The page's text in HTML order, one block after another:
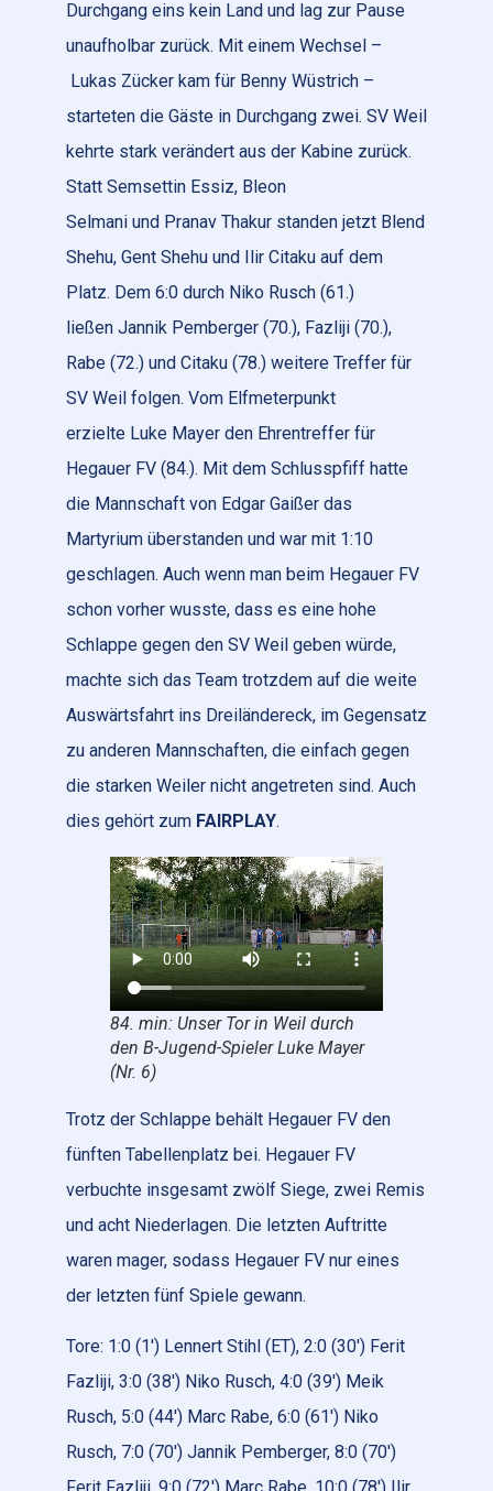
Durchgang eins kein Land und lag zur Pause
unaufholbar zurück. Mit einem Wechsel –
Lukas Zücker kam für Benny Wüstrich –
starteten die Gäste in Durchgang zwei. SV Weil
kehrte stark verändert aus der Kabine zurück.
Statt Semsettin Essiz, Bleon
Selmani und Pranav Thakur standen jetzt Blend
Shehu, Gent Shehu und Ilir Citaku auf dem
Platz. Dem 6:0 durch Niko Rusch (61.)
ließen Jannik Pemberger (70.), Fazliji (70.),
Rabe (72.) und Citaku (78.) weitere Treffer für
SV Weil folgen. Vom Elfmeterpunkt
erzielte Luke Mayer den Ehrentreffer für
Hegauer FV (84.). Mit dem Schlusspfiff hatte
die Mannschaft von Edgar Gaißer das
Martyrium überstanden und war mit 1:10
geschlagen. Auch wenn man beim Hegauer FV
schon vorher wusste, dass es eine hohe
Schlappe gegen den SV Weil geben würde,
machte sich das Team trotzdem auf die weite
Auswärtsfahrt ins Dreiländereck, im Gegensatz
zu anderen Mannschaften, die einfach gegen
die starken Weiler nicht angetreten sind. Auch
dies gehört zum FAIRPLAY.
84. min: Unser Tor in Weil durch
den B-Jugend-Spieler Luke Mayer
(Nr. 6)
Trotz der Schlappe behält Hegauer FV den
fünften Tabellenplatz bei. Hegauer FV
verbuchte insgesamt zwölf Siege, zwei Remis
und acht Niederlagen. Die letzten Auftritte
waren mager, sodass Hegauer FV nur eines
der letzten fünf Spiele gewann.
Tore: 1:0 (1′) Lennert Stihl (ET), 2:0 (30′) Ferit
Fazliji, 3:0 (38′) Niko Rusch, 4:0 (39′) Meik
Rusch, 5:0 (44′) Marc Rabe, 6:0 (61′) Niko
Rusch, 7:0 (70′) Jannik Pemberger, 8:0 (70′)